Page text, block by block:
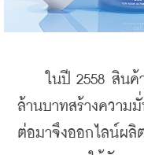
ในปี 2558 สินค้า
ล้านบาทสร้างความ
ต่อมาจึงออกไลน์ผ